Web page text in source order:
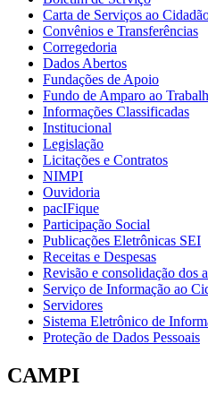
Carta de Serviços ao
Convênios e Transferências
Corregedoria
Dados Abertos
Fundações de Apoio
Fundo de Amparo ao
Informações Classificadas
Institucional
Legislação
Licitações e Contratos
NIMPI
Ouvidoria
pacIFique
Participação Social
Publicações Eletrônicas SEI
Receitas e Despesas
Revisão e consolidação dos
Serviço de Informação ao
Servidores
Sistema Eletrônico de
Proteção de Dados Pessoais
CAMPI